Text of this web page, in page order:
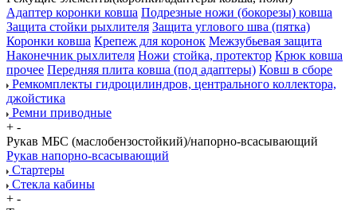
Адаптер коронки ковша Подрезные ножи (бокорезы) ковша
Защита стойки рыхлителя Защита углового шва (пятка)
Коронки ковша Крепеж для коронок Межзубьевая защита
Наконечник рыхлителя Ножи стойка, протектор Крюк ковша
прочее Передняя плита ковша (под адаптеры) Ковш в сборе
Ремкомплекты гидроцилиндров, центрального коллектора,
джойстика
Ремни приводные
+ -
Рукав МБС (маслобензостойкий)/напорно-всасывающий
Рукав напорно-всасывающий
Стартеры
Стекла кабины
+ -